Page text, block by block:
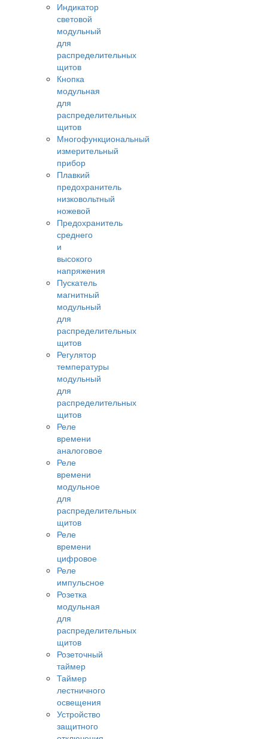
Индикатор
световой
модульный
для
распределительных
щитов
Кнопка
модульная
для
распределительных
щитов
Многофункциональный
измерительный
прибор
Плавкий
предохранитель
низковольтный
ножевой
Предохранитель
среднего
и
высокого
напряжения
Пускатель
магнитный
модульный
для
распределительных
щитов
Регулятор
температуры
модульный
для
распределительных
щитов
Реле
времени
аналоговое
Реле
времени
модульное
для
распределительных
щитов
Реле
времени
цифровое
Реле
импульсное
Розетка
модульная
для
распределительных
щитов
Розеточный
таймер
Таймер
лестничного
освещения
Устройство
защитного